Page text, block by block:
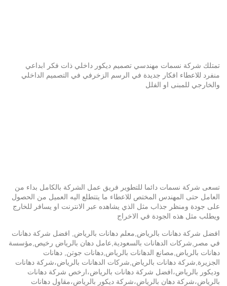
تمتلك شركة نسمات مهندسي تصميم ديكور داخلي ذات فكر ابداعي
منفرد للاعطاء افكار جديدة في الرسم الزخرفي في التصميم الداخلي
والخارجي للمبنى او الفلل
تسعى شركة نسمات دائما للتطوير فريق عمل الشركة بالكامل بداء من
العامل حتى المهندس المختص للاعطاء ما يتتطلع اليه العميل من الحصول
على جودة ومنظر جذاب مثل الذي يشاهده عبر الانترنت او يسافر للخارج
ويطلب مثل هذه الجودة في الاخراج
افضل شركة دهانات بالرياض,معلم دهانات بالرياض, افضل شركة دهانات
في مصر,شركات الدهانات بالسعودية,عامل دهان بالرياض رخيص,مؤسسة
دهانات بالرياض,مصانع الدهانات بالرياض,دهانات جوتن, دهانات
الجزيرة,شركة دهانات بالرياض,شركات الدهانات بالرياض،شركة دهانات
وديكور بالرياض،افضل شركة دهانات بالرياض،ارخص شركة دهانات
بالرياض،شركة دهان بالرياض،شركة ديكور بالرياض،مقاول دهانات